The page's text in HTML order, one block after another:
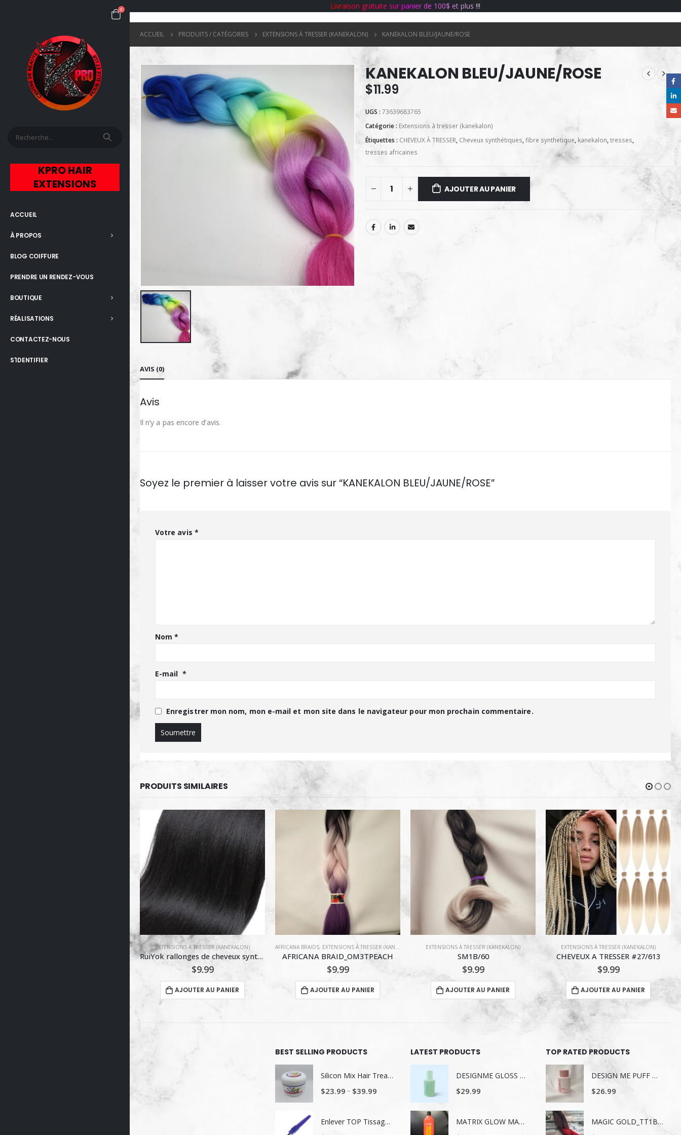
0
KPRO HAIR
EXTENSIONS
ACCUEIL
À PROPOS
BLOG COIFFURE
PRENDRE UN RENDEZ-VOUS
BOUTIQUE
RÉALISATIONS
CONTACTEZ-NOUS
S'IDENTIFIER
Livraison gratuite sur panier de 100$ et plus !!!
ACCUEIL PRODUITS / CATÉGORIES EXTENSIONS À TRESSER (KANEKALON) KANEKALON BLEU/JAUNE/ROSE
KANEKALON BLEU/JAUNE/ROSE
$11.99
UGS : 73639683765
Catégorie : Extensions à tresser (kanekalon)
Étiquettes : CHEVEUX À TRESSER, Cheveux synthétiques,fibre synthetique, kanekalon,tresses,
tresses africaines
AJOUTER AU PANIER
AVIS (0)
Avis
Il n’y a pas encore d’avis.
Soyez le premier à laisser votre avis sur “KANEKALON BLEU/JAUNE/ROSE”
Votre avis *
Nom*
E-mail *
Enregistrer mon nom, mon e-mail et mon site dans le navigateur pour mon prochain commentaire.
PRODUITS SIMILAIRES
AFRICANA BRAIDS, EXTENSIONS À TRESSER (KANEKALON)
AFRICANA BRAID_OM3TPEACH
$9.99
AJOUTER AU PANIER
EXTENSIONS À TRESSER (KANEKALON)
SM1B/60
$9.99
AJOUTER AU PANIER
EXTENSIONS À TRESSER (KANEKALON)
CHEVEUX A TRESSER #27/613
$9.99
AJOUTER AU PANIER
EXTENSIONS À TRESSER (KANEKALON)
CHEVEUX A TRESSER C9-24PO
$11.99
AJOUTER AU PANIER
BEST SELLING PRODUCTS
Silicon Mix Hair Treatment
$23.99 – $39.99
Enlever TOP Tissage/ Lavage de tête
LATEST PRODUCTS
DESIGNME GLOSS ME SERUM POUR LES CHEVEUX 80ML
$29.99
MATRIX GLOW MANIA SHAMPOING 1LITRE
TOP RATED PRODUCTS
DESIGN ME PUFF ME VOLUMIZING CONDITIONER 300 ml
$26.99
MAGIC GOLD_TT1B_BURG